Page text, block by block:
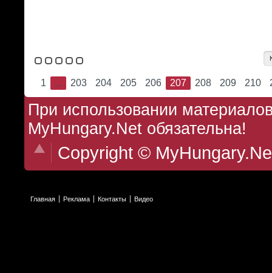
1 ... 203 204 205 206 207 208 209 210
При использовании
MyHungary.Net обязательна!
Copyright ©
Главная Реклама Контакты Видео